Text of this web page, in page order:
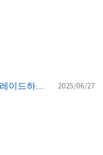
Python 3.6에서 3.11로 업그레이드하며 MongoDB에서 PostgreSQL(Supabase)로 마이그레이션하기 2025/06/27